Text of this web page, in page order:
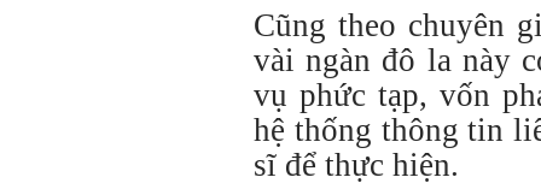
Cũng theo chuyên
vài ngàn đô la này
vụ phức tạp, vốn
hệ thống thông tin
sĩ để thực hiện.